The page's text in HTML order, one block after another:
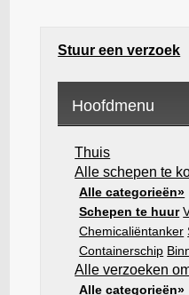
Stuur een verzoek
Hoofdmenu
Thuis
Alle schepen te
Alle categorieën»
Schepen te huur
Chemicaliëntanker
Containerschip
Alle verzoeken
Alle categorieën»